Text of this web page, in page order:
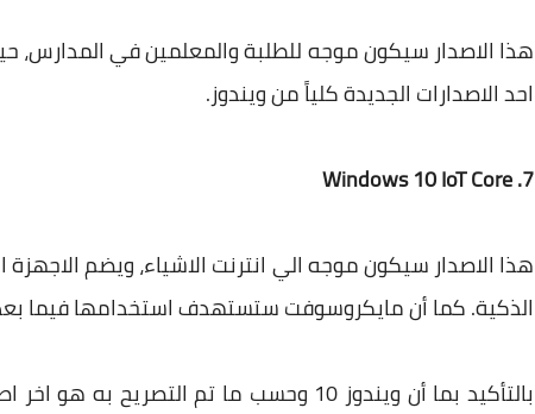
هذا الاصدار سيكون موجه للطلبة والمعلمين في
احد الاصدارات الجديدة كلياً من ويندوز.
7. Windows 10 IoT Core
الذكية. كما أن مايكروسوفت ستستهدف استخدامها فيما
بالتأكيد بما أن ويندوز 10 وحسب ما تم